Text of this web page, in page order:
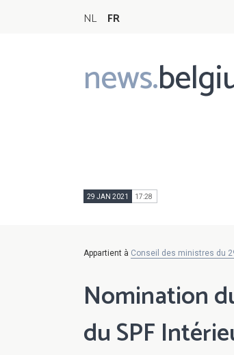
NL FR
news.
Main
navigation
29 JAN 2021 17:28
Appartient à Conseil des ministres du
Nomination
du SPF